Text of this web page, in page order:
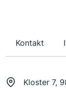
Kontakt
Kloster 7,